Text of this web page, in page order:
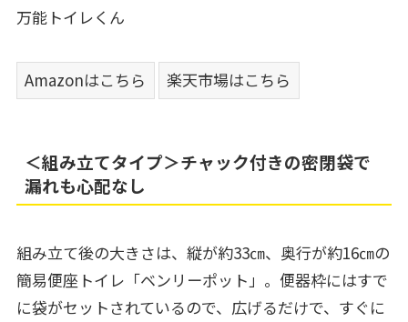
万能トイレくん
Amazonはこちら 楽天市場はこちら
＜組み立てタイプ＞チャック付きの密閉袋で
漏れも心配なし
組み立て後の大きさは、縦が約33㎝、奥行が約16㎝の
簡易便座トイレ「ベンリーポット」。便器枠にはすで
に袋がセットされているので、広げるだけで、すぐに